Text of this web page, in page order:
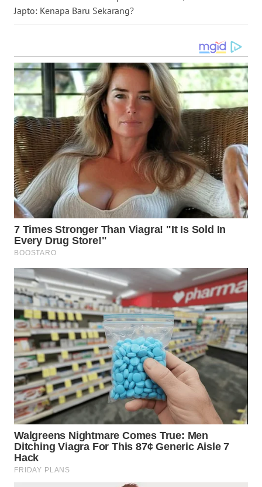
Japto: Kenapa Baru Sekarang?
WN
NATUNA
WN
BINTAN
WN
MANDALIKA
WN
LIKUPANG
WN
WN
BORNEO
Wahana
Media
Group
WAHANA
NEWS
WAHANA
TANI
WAHANA